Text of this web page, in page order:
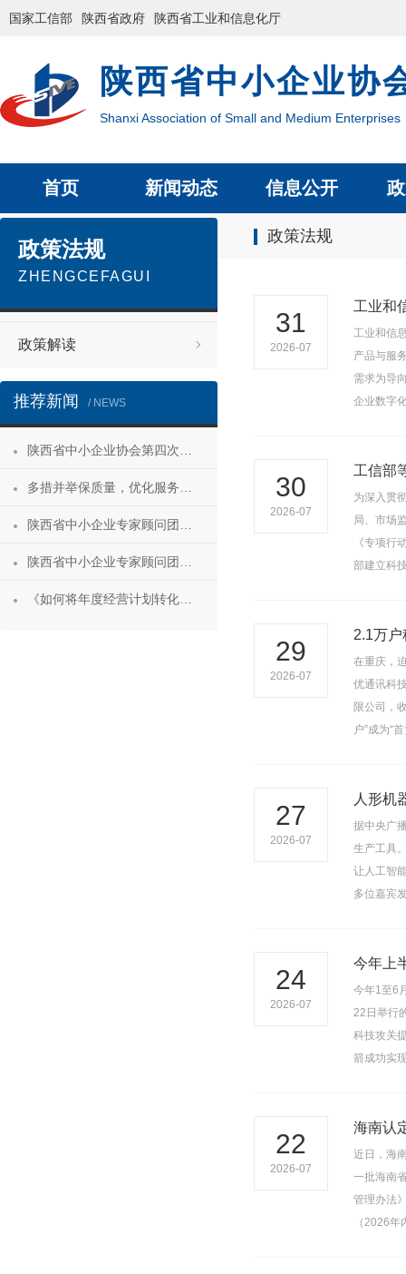
国家工信部 陕西省政府 陕西省工业和信息化厅
陕西省中小企业协
Shanxi Association of Small and Medium Enterprises
首页 新闻动态 信息公开
政策法规
政策法规
ZHENGCEFAGUI
政策解读
推荐新闻 / NEWS
31
2026-07
工业和
工业和信
产品与服
需求为导
企业数字
30
2026-07
工信部
为深入贯
局、市场
《专项行
部建立科
29
2026-07
2.1万
在重庆，
优通讯科
限公司，
户”成为“
27
2026-07
人形机
据中央广
生产工具
让人工智
多位嘉宾
24
2026-07
今年上
今年1至6
22日举行
科技攻关
箭成功实
22
2026-07
海南认
近日，海
一批海南
管理办法
（2026